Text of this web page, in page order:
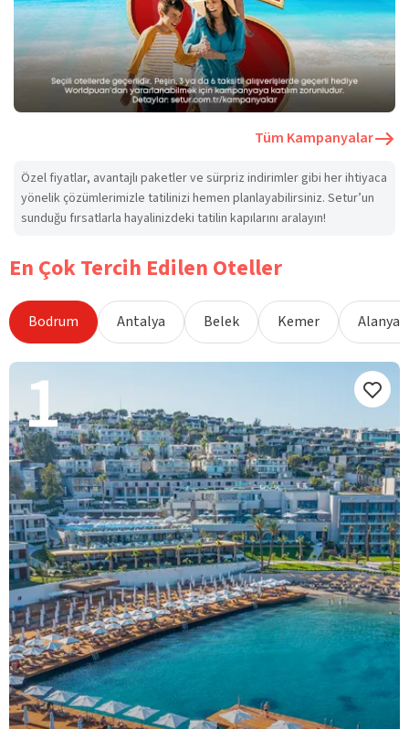
Tüm Kampanyalar
Özel fiyatlar, avantajlı paketler ve sürpriz indirimler gibi her ihtiyaca
yönelik çözümlerimizle tatilinizi hemen planlayabilirsiniz. Setur’un
sunduğu fırsatlarla hayalinizdeki tatilin kapılarını aralayın!
En Çok Tercih Edilen Oteller
Bodrum Antalya Belek Kemer Alanya
1